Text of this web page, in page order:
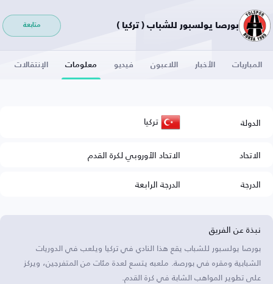
بورصا يولسبور للشباب ( تركيا ) متابعة
المباريات الأخبار اللاعبون فيديو معلومات الإنتقالات
الدولة تركيا
الاتحاد
الاتحاد الأوروبي لكرة القدم
الدرجة
الدرجة الرابعة
نبذة عن الفريق
بورصا يولسبور للشباب يقع هذا النادي في تركيا ويلعب في الدوريات
الشبابية ومقره في بورصة. ملعبه يتسع لعدة مئات من المتفرجين، ويركز
على تطوير المواهب الشابة في كرة القدم.